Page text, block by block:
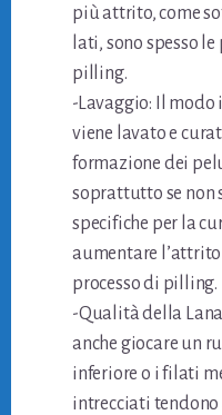
più attrito, come
lati, sono spesso
pilling.
-Lavaggio: Il
viene lavato e
formazione dei
soprattutto se non
specifiche per la
aumentare l’attrito
processo di pilling.
-Qualità della
anche giocare un
inferiore o i filati
intrecciati